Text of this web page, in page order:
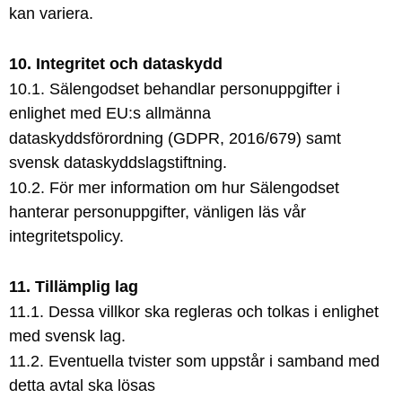
kan variera.
10. Integritet och dataskydd
10.1. Sälengodset behandlar personuppgifter i
enlighet med EU:s allmänna
dataskyddsförordning (GDPR, 2016/679) samt
svensk dataskyddslagstiftning.
10.2. För mer information om hur Sälengodset
hanterar personuppgifter, vänligen läs vår
integritetspolicy.
11. Tillämplig lag
11.1. Dessa villkor ska regleras och tolkas i enlighet
med svensk lag.
11.2. Eventuella tvister som uppstår i samband med
detta avtal ska lösas